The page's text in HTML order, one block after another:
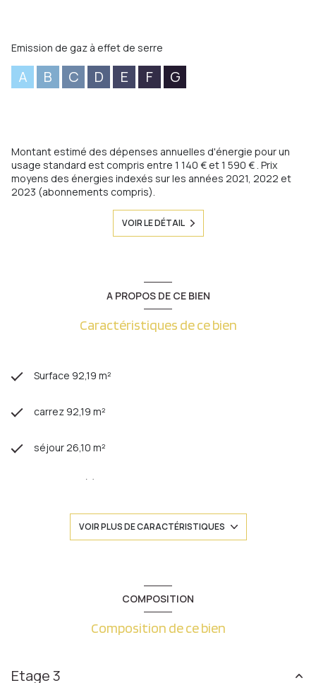
Emission de gaz à effet de serre
A B C D E F G
Montant estimé des dépenses annuelles d'énergie pour un
usage standard est compris entre 1 140 € et 1 590 € . Prix
moyens des énergies indexés sur les années 2021, 2022 et
2023 (abonnements compris).
VOIR LE DÉTAIL
A PROPOS DE CE BIEN
Caractéristiques de ce bien
Surface 92,19 m²
carrez 92,19 m²
séjour 26,10 m²
3 chambre(s)
cuisine séparée (équipée)
VOIR PLUS DE CARACTÉRISTIQUES
COMPOSITION
Composition de ce bien
Etage 3